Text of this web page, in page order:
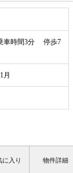
時間3分 停歩7
月
に入り 物件詳細